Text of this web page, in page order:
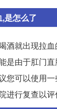
是怎么了
酒就出现拉
是由于肛门
您可以使用
进行复查以评